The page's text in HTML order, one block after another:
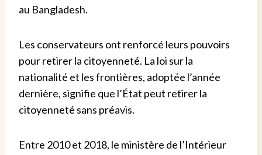
au Bangladesh.
Les conservateurs ont renforcé leurs pouvoirs
pour retirer la citoyenneté. La loi sur la
nationalité et les frontières, adoptée l’année
dernière, signifie que l’État peut retirer la
citoyenneté sans préavis.
Entre 2010 et 2018, le ministère de l’Intérieur